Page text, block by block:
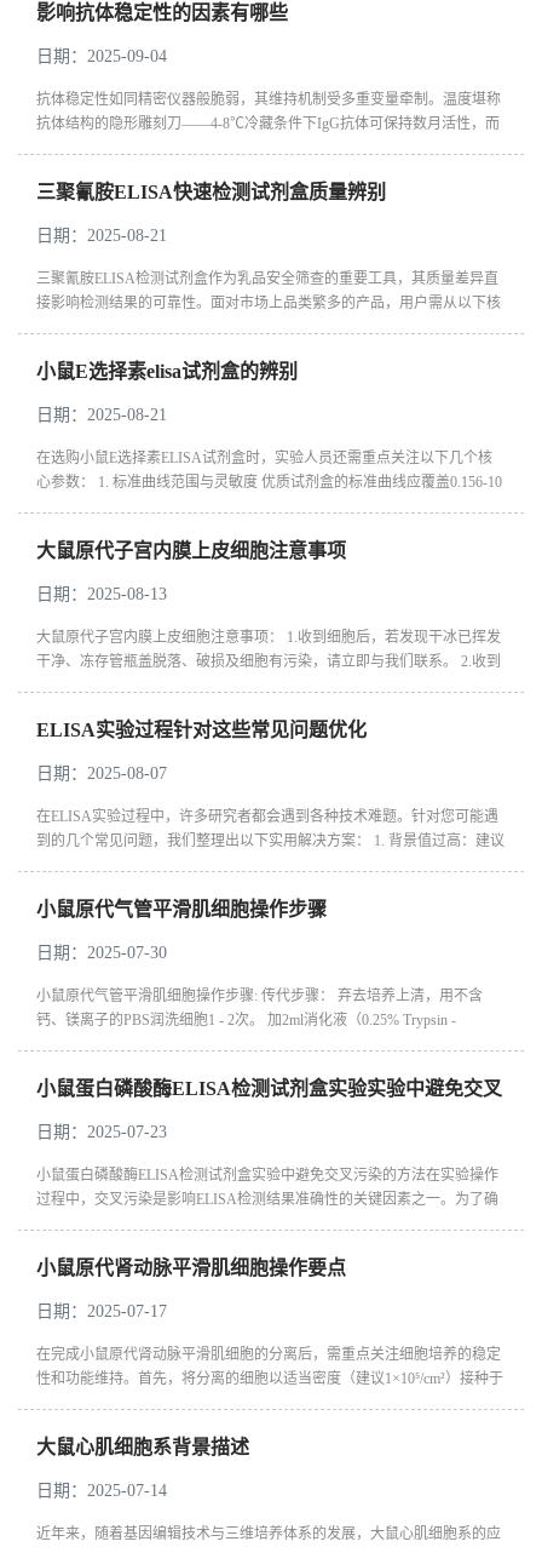
影响抗体稳定性的因素有哪些
日期：2025-09-04
抗体稳定性如同精密仪器般脆弱，其维持机制受多重变量牵制。温度堪称
抗体结构的隐形雕刻刀——4-8℃冷藏条件下IgG抗体可保持数月活性，而
三聚氰胺ELISA快速检测试剂盒质量辨别
日期：2025-08-21
三聚氰胺ELISA检测试剂盒作为乳品安全筛查的重要工具，其质量差异直
接影响检测结果的可靠性。面对市场上品类繁多的产品，用户需从以下核
小鼠E选择素elisa试剂盒的辨别
日期：2025-08-21
在选购小鼠E选择素ELISA试剂盒时，实验人员还需重点关注以下几个核
心参数： 1. 标准曲线范围与灵敏度 优质试剂盒的标准曲线应覆盖0.156-10
大鼠原代子宫内膜上皮细胞注意事项
日期：2025-08-13
大鼠原代子宫内膜上皮细胞注意事项： 1.收到细胞后，若发现干冰已挥发
干净、冻存管瓶盖脱落、破损及细胞有污染，请立即与我们联系。 2.收到
ELISA实验过程针对这些常见问题优化
日期：2025-08-07
在ELISA实验过程中，许多研究者都会遇到各种技术难题。针对您可能遇
到的几个常见问题，我们整理出以下实用解决方案： 1. 背景值过高：建议
小鼠原代气管平滑肌细胞操作步骤
日期：2025-07-30
小鼠原代气管平滑肌细胞操作步骤: 传代步骤： 弃去培养上清，用不含
钙、镁离子的PBS润洗细胞1 - 2次。 加2ml消化液（0.25% Trypsin -
小鼠蛋白磷酸酶ELISA检测试剂盒实验实验中避免交叉
污染的方法
日期：2025-07-23
小鼠蛋白磷酸酶ELISA检测试剂盒实验中避免交叉污染的方法在实验操作
过程中，交叉污染是影响ELISA检测结果准确性的关键因素之一。为了确
小鼠原代肾动脉平滑肌细胞操作要点
日期：2025-07-17
在完成小鼠原代肾动脉平滑肌细胞的分离后，需重点关注细胞培养的稳定
性和功能维持。首先，将分离的细胞以适当密度（建议1×10⁵/cm²）接种于
大鼠心肌细胞系背景描述
日期：2025-07-14
近年来，随着基因编辑技术与三维培养体系的发展，大鼠心肌细胞系的应